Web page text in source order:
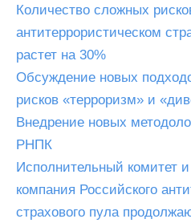
Количество сложных
антитеррористическом
растет на 30%
Обсуждение новых
рисков «терроризм» и
Внедрение новых
РНПК
Исполнительный комитет
компания Российского
страхового пула